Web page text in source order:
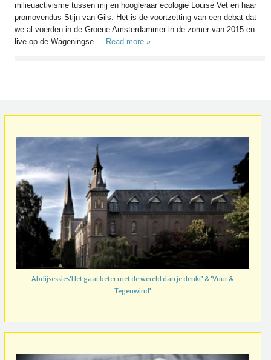
milieuactivisme tussen mij en hoogleraar ecologie Louise Vet en haar
promovendus Stijn van Gils. Het is de voortzetting van een debat dat
we al voerden in de Groene Amsterdammer in de zomer van 2015 en
live op de Wageningse ... Read more »
Abdijsessies’Het gaat beter met de wereld dan je denkt’ & ‘Vuur &
Tegenwind’